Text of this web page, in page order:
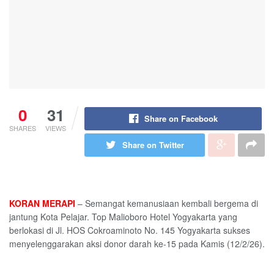
0
SHARES
31
VIEWS
Share on Facebook
Share on Twitter
KORAN MERAPI – Semangat kemanusiaan kembali bergema di
jantung Kota Pelajar. Top Malioboro Hotel Yogyakarta yang
berlokasi di Jl. HOS Cokroaminoto No. 145 Yogyakarta sukses
menyelenggarakan aksi donor darah ke-15 pada Kamis (12/2/26).